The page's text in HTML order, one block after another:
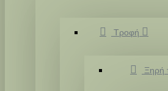
Τροφή
Ξηρή